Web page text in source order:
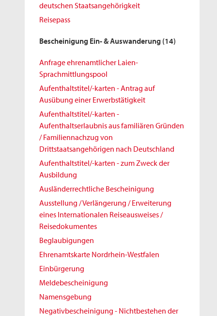
deutschen Staatsangehörigkeit
Reisepass
Bescheinigung Ein- & Auswanderung (14)
Anfrage ehrenamtlicher Laien-
Sprachmittlungspool
Aufenthaltstitel/-karten - Antrag auf
Ausübung einer Erwerbstätigkeit
Aufenthaltstitel/-karten -
Aufenthaltserlaubnis aus familiären Gründen
/ Familiennachzug von
Drittstaatsangehörigen nach Deutschland
Aufenthaltstitel/-karten - zum Zweck der
Ausbildung
Ausländerrechtliche Bescheinigung
Ausstellung / Verlängerung / Erweiterung
eines Internationalen Reiseausweises /
Reisedokumentes
Beglaubigungen
Ehrenamtskarte Nordrhein-Westfalen
Einbürgerung
Meldebescheinigung
Namensgebung
Negativbescheinigung - Nichtbestehen der